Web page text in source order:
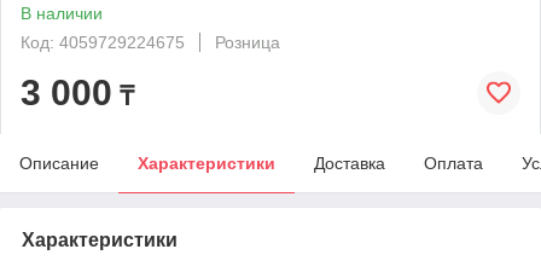
В наличии
Код: 4059729224675
Розница
3 000 ₸
Описание Характеристики Доставка Оплата
Характеристики